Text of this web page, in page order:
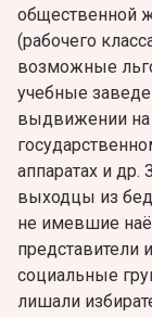
общественной
(рабочего
возможные
учебные
выдвижении на
аппаратах и др.
выходцы из
не имевшие
представители
социальные
лишали